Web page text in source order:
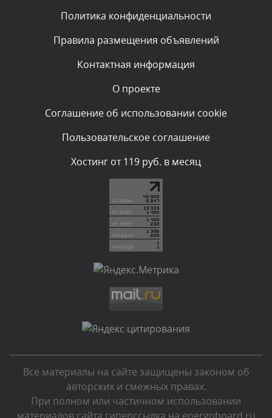
Комментарий проверяется
администратором.
Комментарий проверяется
администратором.
Комментарий проверяется
Текст комментария будет виден после проверки
Комментарий проверяется
Текст комментария будет виден после проверки
администратором.
Текст комментария будет виден после проверки
администратором.
Комментарий проверяется
Текст комментария будет виден после проверки
администратором.
Политика конфиденциальности
Правила размещения объявлений
Контактная информация
О проекте
Соглашение об использовании cookie
Пользовательское соглашение
Хостинг от 119 руб. в месяц
Все материалы на сайте защищены законом об
авторских и смежных правах.
При полном или частичном использовании